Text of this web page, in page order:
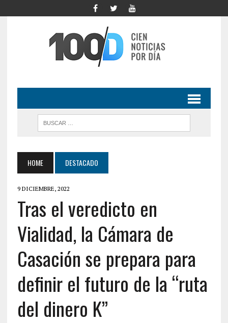
HOME DESTACADO
9 DICIEMBRE, 2022
Tras el veredicto en
Vialidad, la Cámara de
Casación se prepara para
definir el futuro de la “ruta
del dinero K”